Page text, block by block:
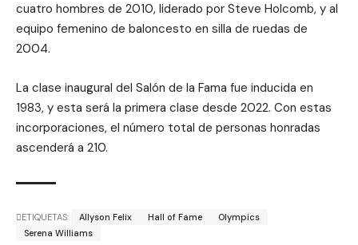
cuatro hombres de 2010, liderado por Steve Holcomb, y al
equipo femenino de baloncesto en silla de ruedas de
2004.
La clase inaugural del Salón de la Fama fue inducida en
1983, y esta será la primera clase desde 2022. Con estas
incorporaciones, el número total de personas honradas
ascenderá a 210.
ETIQUETAS: Allyson Felix Hall of Fame
Olympics
Serena Williams